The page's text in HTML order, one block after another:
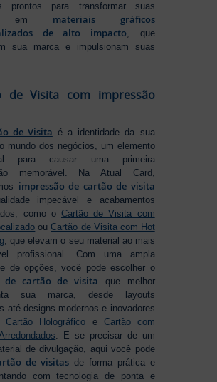
prontos para transformar suas
em materiais gráficos
de alto impacto, que
sua marca e impulsionam suas
de Visita com impressão
de Visita é a identidade da sua
mundo dos negócios, um elemento
para causar uma primeira
memorável. Na Atual Card,
impressão de cartão de visita
impecável e acabamentos
como o Cartão de Visita com
ouCartão de Visita com Hot
, que elevam o seu material ao mais
profissional. Com uma ampla
de opções, você pode escolher o
de cartão de visita que melhor
sua marca, desde layouts
até designs modernos e inovadores
Cartão Holográfico e Cartão com
. E se precisar de um
de divulgação, aqui você pode
de visitas de forma prática e
com tecnologia de ponta e